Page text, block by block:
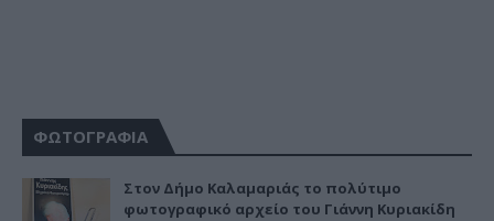
ΦΩΤΟΓΡΑΦΙΑ
Στον Δήμο Καλαμαριάς το πολύτιμο
φωτογραφικό αρχείο του Γιάννη Κυριακίδη